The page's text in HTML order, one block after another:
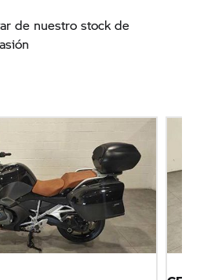
de nuestro stock de